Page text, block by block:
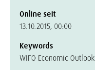
Online seit
13.10.2015, 00:00
Keywords
WIFO Economic Outlook